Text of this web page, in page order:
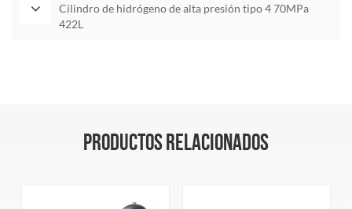
Cilindro de hidrógeno de alta presión tipo 4 70MPa
422L
PRODUCTOS RELACIONADOS